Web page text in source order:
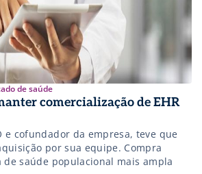
de saúde
comercialização de EHR
e cofundador da empresa, teve que
por sua equipe. Compra
saúde populacional mais ampla